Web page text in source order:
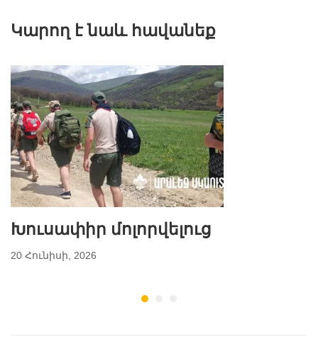
Կարող է նաև հավանեք
Խուսափիր մոլորվելուց
20 Հունիսի, 2026